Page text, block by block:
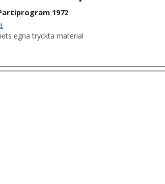
1972
egna tryckta material